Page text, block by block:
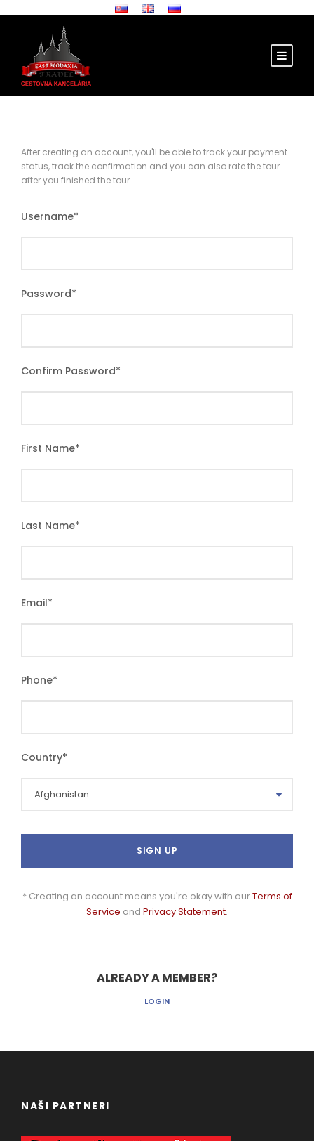
After creating an account, you'll be able to track your payment
status, track the confirmation and you can also rate the tour
after you finished the tour.
Username*
Password*
Confirm Password*
First Name*
Last Name*
Email*
Phone*
Country*
* Creating an account means you're okay with ourTerms of
Service and Privacy Statement.
ALREADY A MEMBER?
LOGIN
NAŠI PARTNERI